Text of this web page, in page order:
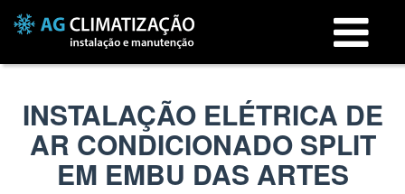
Menu
INSTALAÇÃO ELÉTRICA DE
AR CONDICIONADO SPLIT
EM EMBU DAS ARTES